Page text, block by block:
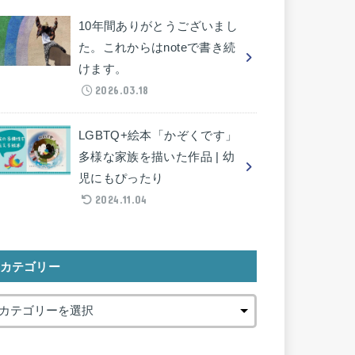
10年間ありがとうございまし
た。これからはnoteで書き続
けます。
2026.03.18
LGBTQ+絵本「かぞくです」
多様な家族を描いた作品 | 幼
児にもぴったり
2024.11.04
カテゴリー